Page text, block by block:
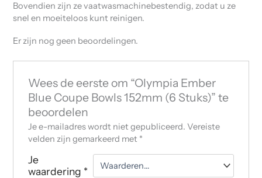
Bovendien zijn ze vaatwasmachinebestendig, zodat u ze
snel en moeiteloos kunt reinigen.
Er zijn nog geen beoordelingen.
Wees de eerste om “Olympia Ember
Blue Coupe Bowls 152mm (6 Stuks)” te
beoordelen
Je e-mailadres wordt niet gepubliceerd. Vereiste
velden zijn gemarkeerd met *
Je
waardering *